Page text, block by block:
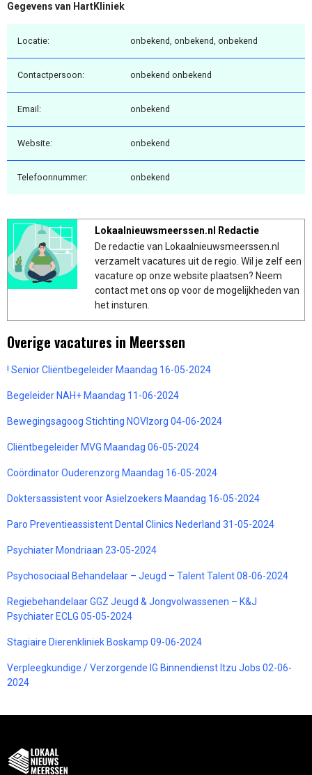
Gegevens van HartKliniek
Locatie: onbekend, onbekend, onbekend
Contactpersoon: onbekend onbekend
Email: onbekend
Website: onbekend
Telefoonnummer: onbekend
Lokaalnieuwsmeerssen.nl Redactie
De redactie van Lokaalnieuwsmeerssen.nl
verzamelt vacatures uit de regio. Wil je zelf een
vacature op onze website plaatsen? Neem
contact met ons op voor de mogelijkheden van
het insturen.
Overige vacatures in Meerssen
! Senior Cliëntbegeleider Maandag 16-05-2024
Begeleider NAH+ Maandag 11-06-2024
Bewegingsagoog Stichting NOVIzorg 04-06-2024
Cliëntbegeleider MVG Maandag 06-05-2024
Coördinator Ouderenzorg Maandag 16-05-2024
Doktersassistent voor Asielzoekers Maandag 16-05-2024
Paro Preventieassistent Dental Clinics Nederland 31-05-2024
Psychiater Mondriaan 23-05-2024
Psychosociaal Behandelaar – Jeugd – Talent Talent 08-06-2024
Regiebehandelaar GGZ Jeugd & Jongvolwassenen – K&J
Psychiater ECLG 05-05-2024
Stagiaire Dierenkliniek Boskamp 09-06-2024
Verpleegkundige / Verzorgende IG Binnendienst Itzu Jobs 02-06-
2024